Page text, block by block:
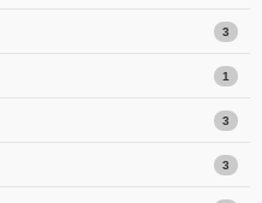
3
1
3
3